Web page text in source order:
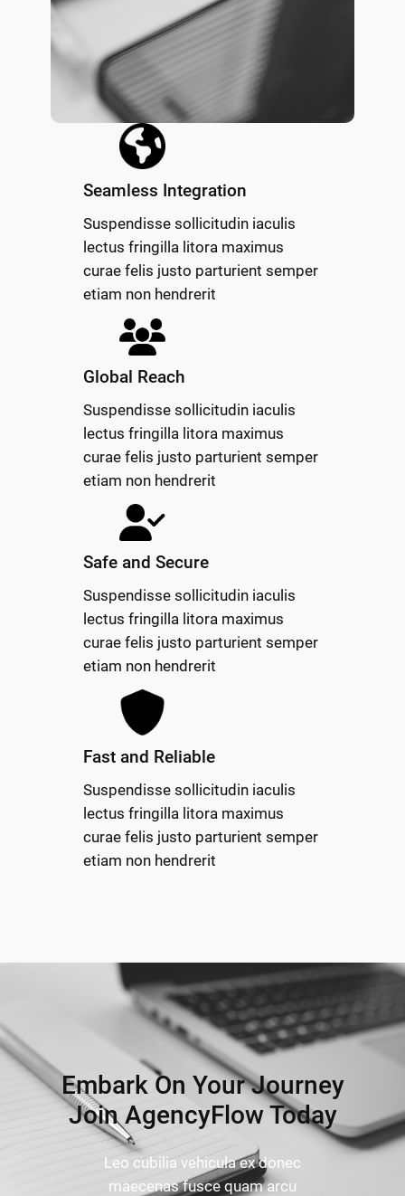
Seamless Integration
Suspendisse sollicitudin iaculis
lectus fringilla litora maximus
curae felis justo parturient semper
etiam non hendrerit
Global Reach
Suspendisse sollicitudin iaculis
lectus fringilla litora maximus
curae felis justo parturient semper
etiam non hendrerit
Safe and Secure
Suspendisse sollicitudin iaculis
lectus fringilla litora maximus
curae felis justo parturient semper
etiam non hendrerit
Fast and Reliable
Suspendisse sollicitudin iaculis
lectus fringilla litora maximus
curae felis justo parturient semper
etiam non hendrerit
Embark On Your Journey
Join AgencyFlow Today
Leo cubilia vehicula ex donec
maecenas fusce quam arcu